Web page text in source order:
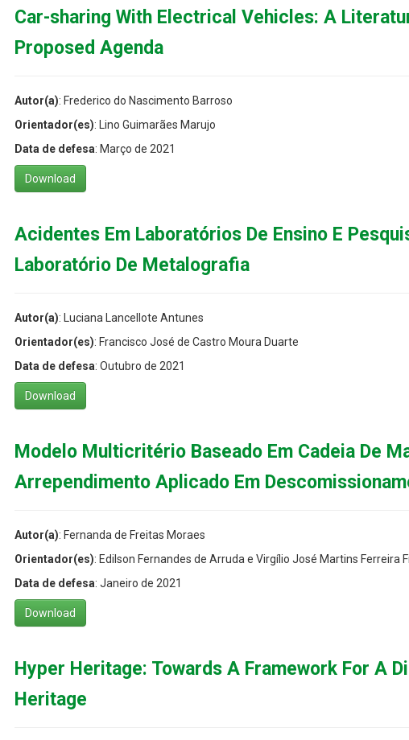
Car-sharing With Electrical Vehicles: A
Proposed Agenda
Autor(a): Frederico do Nascimento Barroso
Orientador(es): Lino Guimarães Marujo
Data de defesa: Março de 2021
Download
Acidentes Em Laboratórios De Ensino E
Laboratório De Metalografia
Autor(a): Luciana Lancellote Antunes
Orientador(es): Francisco José de Castro Moura Duarte
Data de defesa: Outubro de 2021
Download
Modelo Multicritério Baseado Em Cadeia De
Arrependimento Aplicado Em
Autor(a): Fernanda de Freitas Moraes
Orientador(es): Edilson Fernandes de Arruda e Virgílio José Martins Ferreira
Data de defesa: Janeiro de 2021
Download
Hyper Heritage: Towards A Framework For A
Heritage